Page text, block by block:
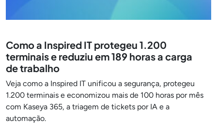
Como a Inspired IT protegeu 1.200
terminais e reduziu em 189 horas a carga
de trabalho
Veja como a Inspired IT unificou a segurança, protegeu
1.200 terminais e economizou mais de 100 horas por mês
com Kaseya 365, a triagem de tickets por IA e a
automação.